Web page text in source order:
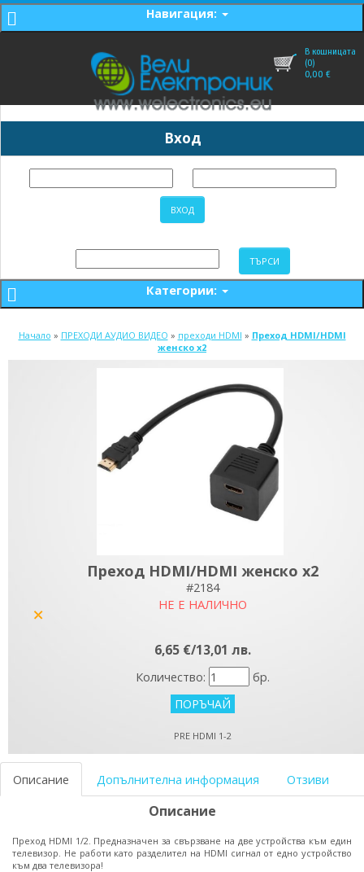
Навигация:
В кошницата
(0)
0,00 €
Вход
Категории:
Начало » ПРЕХОДИ АУДИО ВИДЕО » преходи HDMI » Преход HDMI/HDMI
женско x2
Преход HDMI/HDMI женско x2
#2184
НЕ Е НАЛИЧНО
6,65 €/13,01 лв.
Количество: бр.
PRE HDMI 1-2
Описание Допълнителна информация Отзиви
Описание
Преход HDMI 1/2. Предназначен за свързване на две устройства към един
телевизор. Не работи като разделител на HDMI сигнал от едно устройство
към два телевизора!